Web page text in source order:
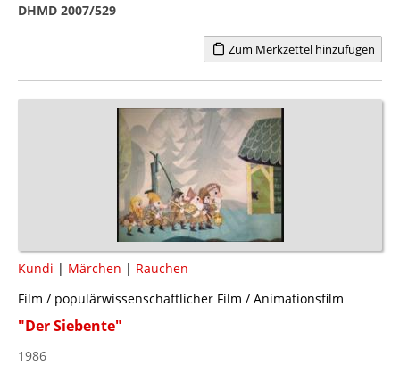
DHMD 2007/529
Zum Merkzettel hinzufügen
Kundi | Märchen | Rauchen
Film / populärwissenschaftlicher Film / Animationsfilm
"Der Siebente"
1986